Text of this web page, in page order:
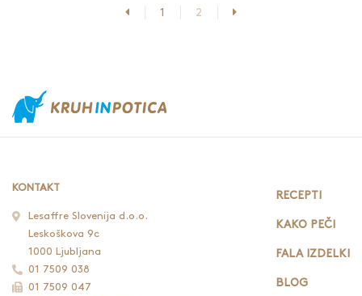
Prejšnja stran
1 2 Naslednja stran
KONTAKT
Lesaffre Slovenija d.o.o.
Leskoškova 9c
1000 Ljubljana
01 7509 038
01 7509 047
RECEPTI
KAKO PEČI
FALA IZDELKI
BLOG